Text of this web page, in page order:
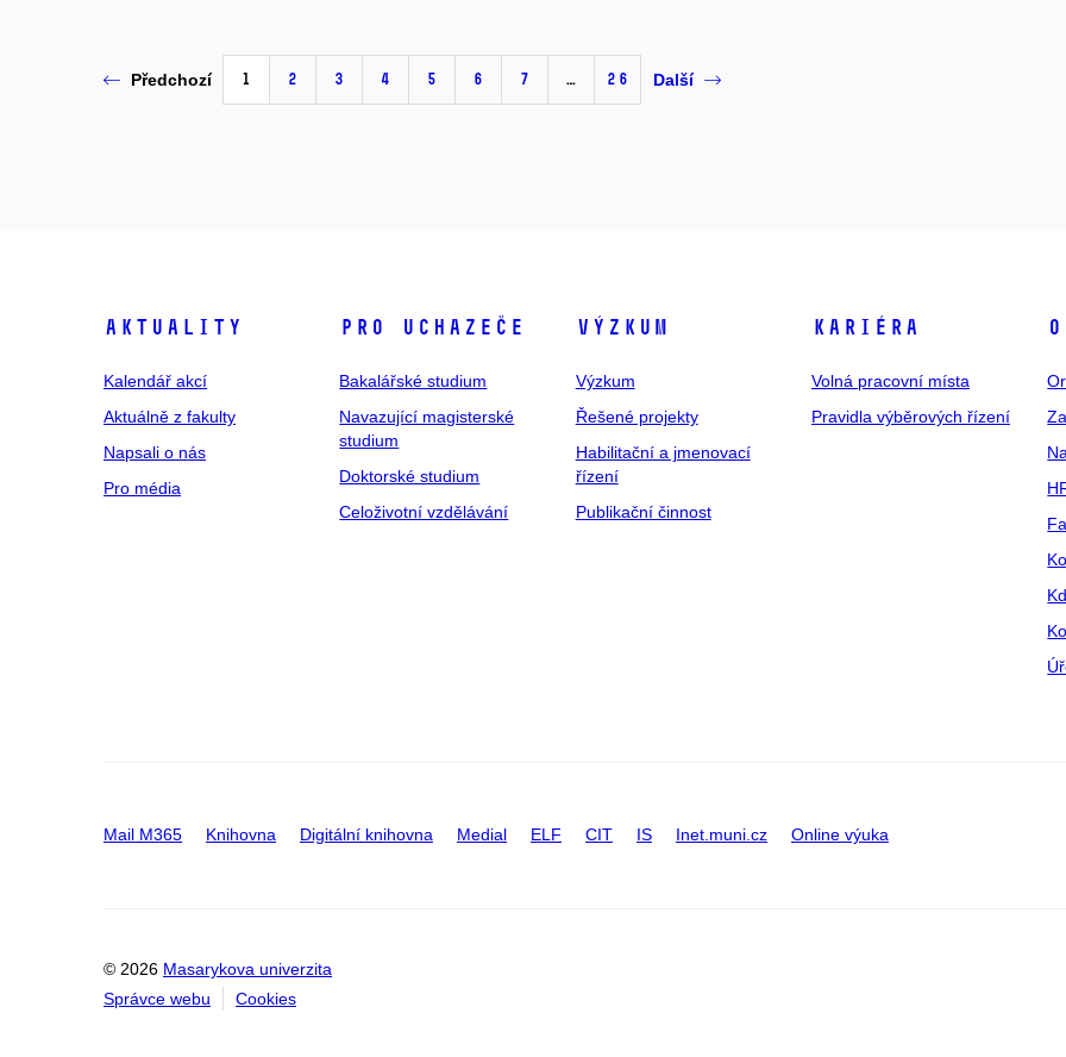
Předchozí 1 2 3 4 5 6 7 … 26 Další
Aktuality
Kalendář akcí
Aktuálně z fakulty
Napsali o nás
Pro média
Pro uchazeče
Bakalářské studium
Navazující magisterské
studium
Doktorské studium
Celoživotní vzdělávání
Výzkum
Výzkum
Řešené projekty
Habilitační a jmenovací
řízení
Publikační činnost
Kariéra
Volná pracovní místa
Pravidla výběrových řízení
Mail M365 Knihovna Digitální knihovna Medial ELF CIT IS Inet.muni.cz Online výuka
© 2026 Masarykova univerzita
Správce webu
Cookies